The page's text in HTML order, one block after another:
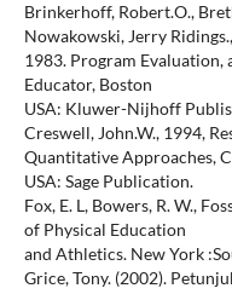
Brinkerhoff, Robert.O.,
Nowakowski, Jerry Ridings.,
1983. Program Evaluation,
Educator, Boston
USA: Kluwer-Nijhoff
Creswell, John.W., 1994,
Quantitative Approaches,
USA: Sage Publication.
Fox, E. L, Bowers, R. W.,
of Physical Education
and Athletics. New York
Grice, Tony. (2002).